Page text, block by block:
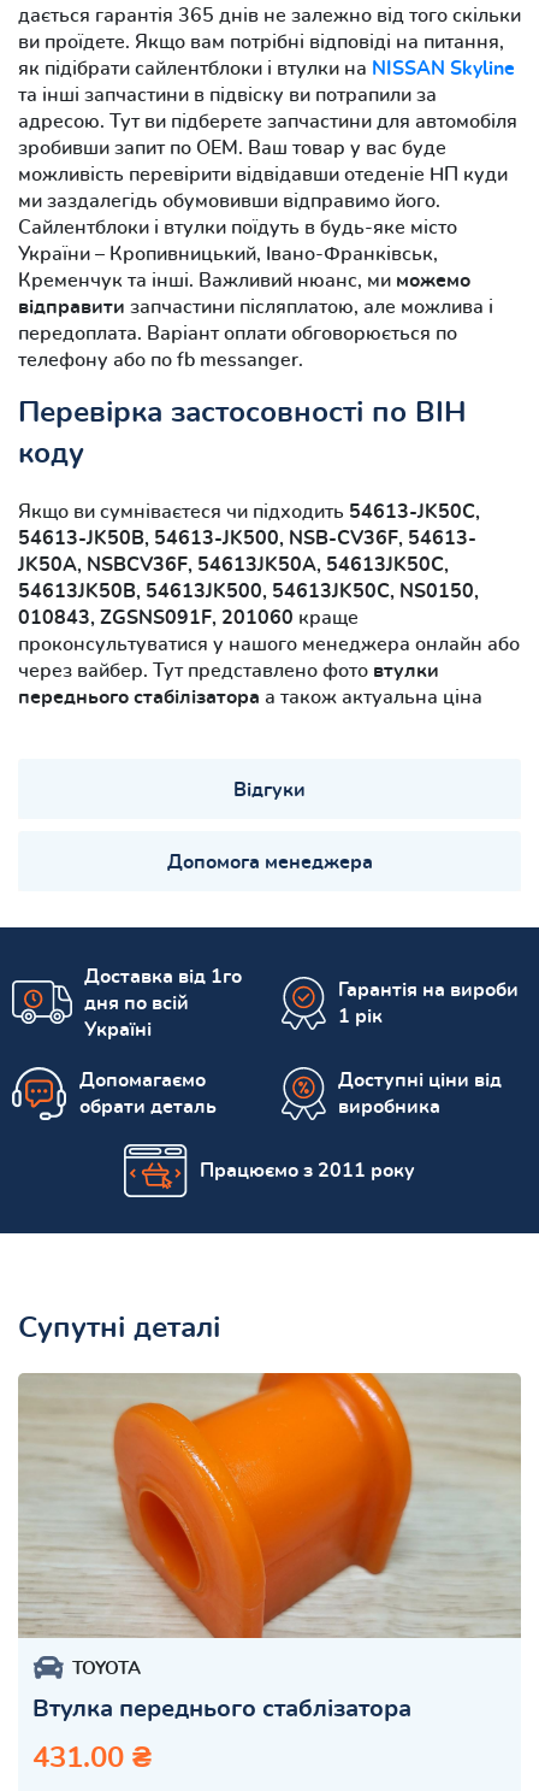
дається гарантія 365 днів не залежно від того скільки
ви проїдете. Якщо вам потрібні відповіді на питання,
як підібрати сайлентблоки і втулки на NISSAN Skyline
та інші запчастини в підвіску ви потрапили за
адресою. Тут ви підберете запчастини для автомобіля
зробивши запит по OEM. Ваш товар у вас буде
можливість перевірити відвідавши отеденіе НП куди
ми заздалегідь обумовивши відправимо його.
Сайлентблоки і втулки поїдуть в будь-яке місто
України – Кропивницький, Івано-Франківськ,
Кременчук та інші. Важливий нюанс, ми можемо
відправити запчастини післяплатою, але можлива і
передоплата. Варіант оплати обговорюється по
телефону або по fb messanger.
Перевірка застосовності по ВІН
коду
Якщо ви сумніваєтеся чи підходить 54613-JK50C,
54613-JK50B, 54613-JK500, NSB-CV36F, 54613-
JK50A, NSBCV36F, 54613JK50A, 54613JK50C,
54613JK50B, 54613JK500, 54613JK50C, NS0150,
010843, ZGSNS091F, 201060 краще
проконсультуватися у нашого менеджера онлайн або
через вайбер. Тут представлено фото втулки
переднього стабілізатора а також актуальна ціна
Відгуки
Допомога менеджера
Доставка від 1го
дня по всій
Україні
Гарантія на вироби
1 рік
Допомагаємо
обрати деталь
Доступні ціни від
виробника
Працюємо з 2011 року
Супутні деталі
TOYOTA
Втулка переднього стаблізатора
431.00 ₴